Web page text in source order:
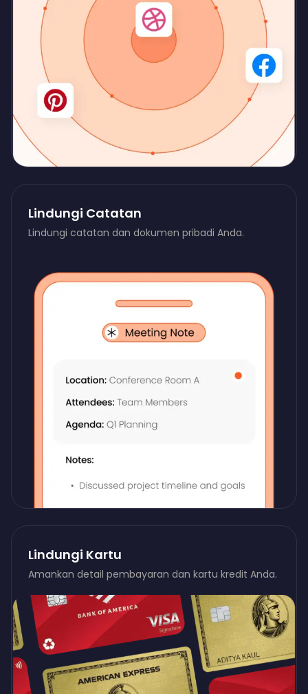
Lindungi Catatan
Lindungi catatan dan dokumen pribadi Anda.
Lindungi Kartu
Amankan detail pembayaran dan kartu kredit Anda.